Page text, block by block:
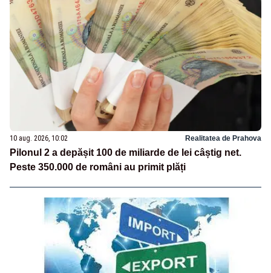
10 aug. 2026, 10:02 Realitatea de Prahova
Pilonul 2 a depășit 100 de miliarde de lei câștig net.
Peste 350.000 de români au primit plăți